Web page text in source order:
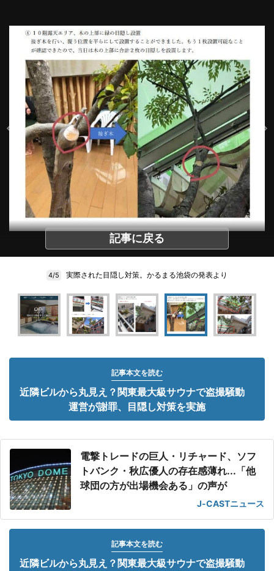
記事に戻る
4/5 実際された目隠し対策。かるまる池袋の発表より
記事本文を読む
近隣ビルから丸見え？関東最大級サウナで盗撮騒動
運営が謝罪、目隠し対策を実施
電撃トレードの巨人・リチャード、ソフ
トバンク・秋広優人の存在感薄れ...「他
球団の方が出場機会ある」の声が
J-CASTニュース
記事本文を読む
近隣ビルから丸見え？関東最大級サウナで盗撮騒動